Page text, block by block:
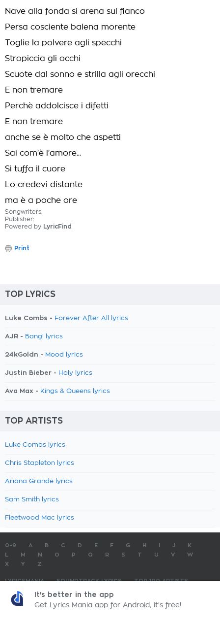
Nave alla fonda si arena sul fianco
Persa cosciente balena morente
Toglie la polvere agli specchi
Stropiccia gli occhi
Scuote dal sonno e strilla agli orecchi
E non tremare
Perchè addolcisce i difetti
E non tremare
anche se è molto che aspetti
Sai com'è l'amore...
Si tuffa il cuore
Lo credevi distante
ma è a poche ore
Songwriters:
Publisher:
Powered by LyricFind
Print
TOP LYRICS
Luke Combs - Forever After All lyrics
AJR - Bang! lyrics
24kGoldn - Mood lyrics
Justin Bieber - Holy lyrics
Ava Max - Kings & Queens lyrics
TOP ARTISTS
Luke Combs lyrics
Chris Stapleton lyrics
Ariana Grande lyrics
Sam Smith lyrics
Fleetwood Mac lyrics
0-9 A B C D E F G H J
K
M N O P Q R S T U V
W
X
Y Z
LYRICSMANIA SOUNDTRACK LYRICS
TOP 100 ARTISTS
TOP 100 LYRICS
LyricsMania.com - Copyright © 2026 - All Rights ReservedPrivacy Policy
It's better in the app
Get Lyrics Mania app for Android, it's free!